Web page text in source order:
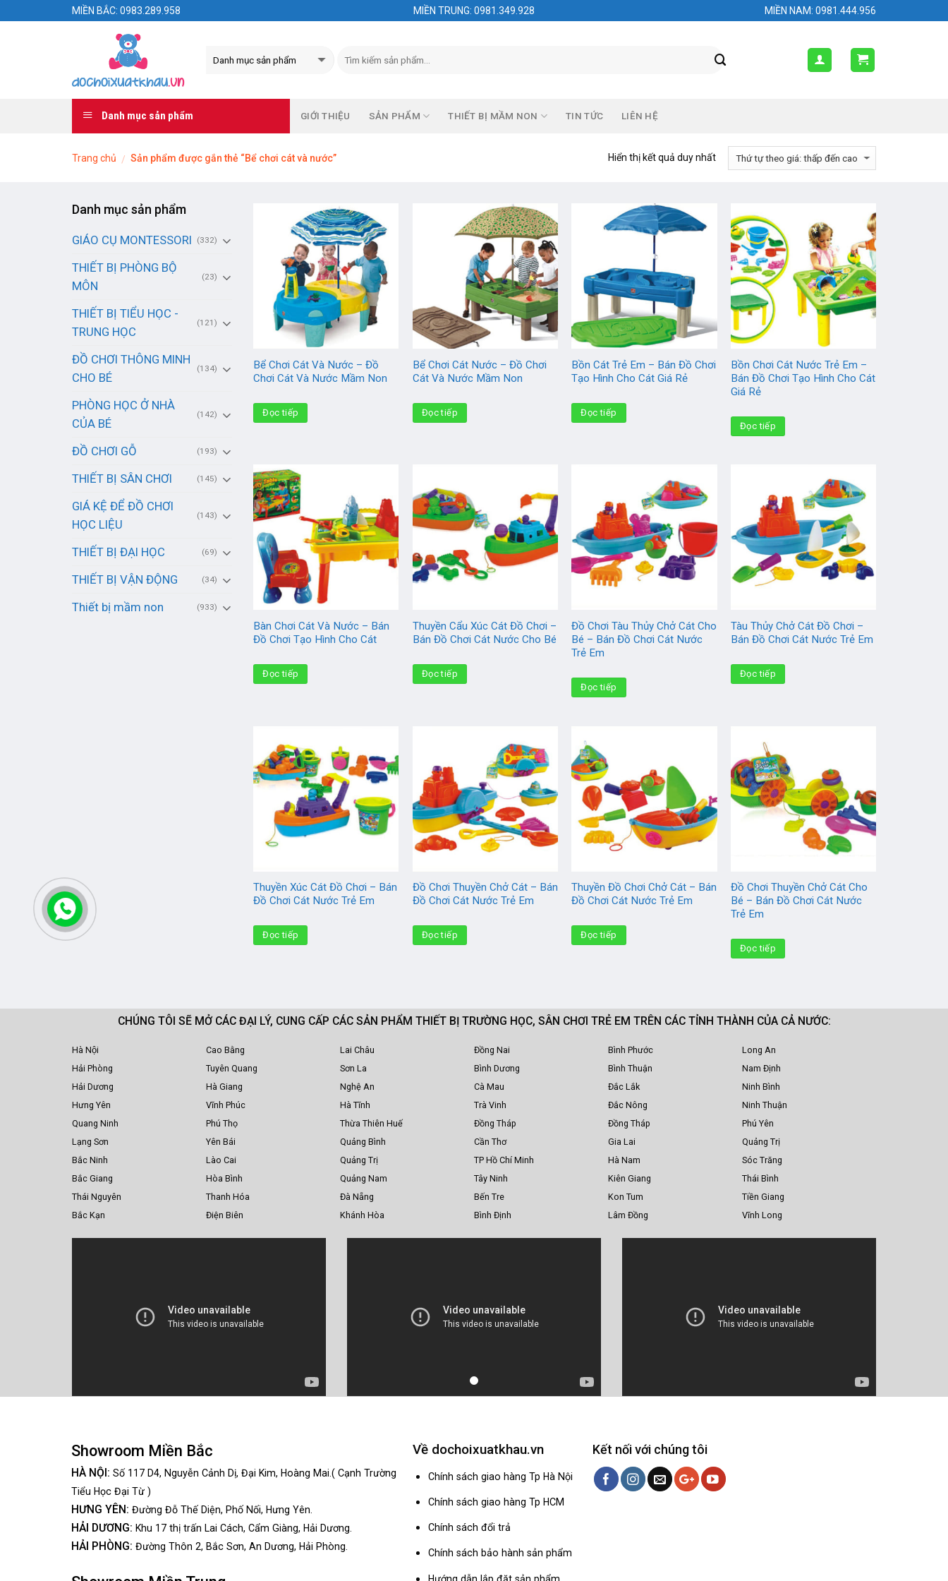
MIỀN BẮC: 0983.289.958 MIỀN TRUNG: 0981.349.928 MIỀN NAM: 0981.444.956
Danh mục sản phẩm GIỚI THIỆU SẢN PHẨM THIẾT BỊ MẦM NON TIN TỨC LIÊN HỆ
Trang chủ / Sản phẩm được gắn thẻ “Bể chơi cát và nước” Hiển thị kết quả duy nhất
Danh mục sản phẩm
GIÁO CỤ MONTESSORI (332)
THIẾT BỊ PHÒNG BỘ
MÔN
(23)
THIẾT BỊ TIỂU HỌC -
TRUNG HỌC
(121)
ĐỒ CHƠI THÔNG MINH
CHO BÉ
(134)
PHÒNG HỌC Ở NHÀ
CỦA BÉ
(142)
ĐỒ CHƠI GỖ (193)
THIẾT BỊ SÂN CHƠI (145)
GIÁ KỆ ĐỂ ĐỒ CHƠI
HỌC LIỆU
(143)
THIẾT BỊ ĐẠI HỌC (69)
THIẾT BỊ VẬN ĐỘNG (34)
Thiết bị mầm non (933)
Bể Chơi Cát Và Nước – Đồ
Chơi Cát Và Nước Mầm Non
Đọc tiếp
Bể Chơi Cát Nước – Đồ Chơi
Cát Và Nước Mầm Non
Đọc tiếp
Bồn Cát Trẻ Em – Bán Đồ Chơi
Tạo Hình Cho Cát Giá Rẻ
Đọc tiếp
Bồn Chơi Cát Nước Trẻ Em –
Bán Đồ Chơi Tạo Hình Cho Cát
Giá Rẻ
Đọc tiếp
Bàn Chơi Cát Và Nước – Bán
Đồ Chơi Tạo Hình Cho Cát
Đọc tiếp
Thuyền Cẩu Xúc Cát Đồ Chơi –
Bán Đồ Chơi Cát Nước Cho Bé
Đọc tiếp
Đồ Chơi Tàu Thủy Chở Cát Cho
Bé – Bán Đồ Chơi Cát Nước
Trẻ Em
Đọc tiếp
Tàu Thủy Chở Cát Đồ Chơi –
Bán Đồ Chơi Cát Nước Trẻ Em
Đọc tiếp
Thuyền Xúc Cát Đồ Chơi – Bán
Đồ Chơi Cát Nước Trẻ Em
Đọc tiếp
Đồ Chơi Thuyền Chở Cát – Bán
Đồ Chơi Cát Nước Trẻ Em
Đọc tiếp
Thuyền Đồ Chơi Chở Cát – Bán
Đồ Chơi Cát Nước Trẻ Em
Đọc tiếp
Đồ Chơi Thuyền Chở Cát Cho
Bé – Bán Đồ Chơi Cát Nước
Trẻ Em
Đọc tiếp
CHÚNG TÔI SẼ MỞ CÁC ĐẠI LÝ, CUNG CẤP CÁC SẢN PHẨM THIẾT BỊ TRƯỜNG HỌC, SÂN CHƠI TRẺ EM TRÊN CÁC TỈNH THÀNH CỦA CẢ NƯỚC:
Hà Nội
Hải Phòng
Hải Dương
Hưng Yên
Quang Ninh
Lạng Sơn
Bắc Ninh
Bắc Giang
Thái Nguyên
Bắc Kạn
Cao Bằng
Tuyên Quang
Hà Giang
Vĩnh Phúc
Phú Thọ
Yên Bái
Lào Cai
Hòa Bình
Thanh Hóa
Điện Biên
Lai Châu
Sơn La
Nghệ An
Hà Tĩnh
Thừa Thiên Huế
Quảng Bình
Quảng Trị
Quảng Nam
Đà Nẵng
Khánh Hòa
Đồng Nai
Bình Dương
Cà Mau
Trà Vinh
Đồng Tháp
Cần Thơ
TP Hồ Chí Minh
Tây Ninh
Bến Tre
Bình Định
Bình Phước
Bình Thuận
Đắc Lắk
Đắc Nông
Đồng Tháp
Gia Lai
Hà Nam
Kiên Giang
Kon Tum
Lâm Đồng
Long An
Nam Định
Ninh Bình
Ninh Thuận
Phú Yên
Quảng Trị
Sóc Trăng
Thái Bình
Tiền Giang
Vĩnh Long
Showroom Miền Bắc
HÀ NỘI: Số 117 D4, Nguyễn Cảnh Dị, Đại Kim, Hoàng Mai.( Cạnh Trường
Tiểu Học Đại Từ )
HƯNG YÊN: Đường Đỗ Thế Diện, Phố Nối, Hưng Yên.
HẢI DƯƠNG: Khu 17 thị trấn Lai Cách, Cẩm Giàng, Hải Dương.
HẢI PHÒNG: Đường Thôn 2, Bắc Sơn, An Dương, Hải Phòng.
Về dochoixuatkhau.vn
Chính sách giao hàng Tp Hà Nội
Chính sách giao hàng Tp HCM
Chính sách đổi trả
Chính sách bảo hành sản phẩm
Hướng dẫn lắp đặt sản phẩm
Kết nối với chúng tôi